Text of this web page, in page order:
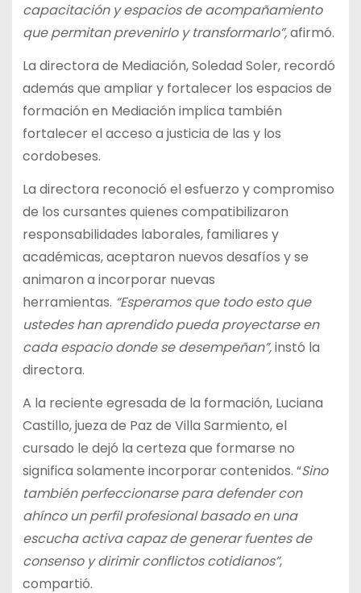
capacitación y espacios de acompañamiento
que permitan prevenirlo y transformarlo”,afirmó.
La directora de Mediación, Soledad Soler, recordó
además que ampliar y fortalecer los espacios de
formación en Mediación implica también
fortalecer el acceso a justicia de las y los
cordobeses.
La directora reconoció el esfuerzo y compromiso
de los cursantes quienes compatibilizaron
responsabilidades laborales, familiares y
académicas, aceptaron nuevos desafíos y se
animaron a incorporar nuevas
herramientas. “Esperamos que todo esto que
ustedes han aprendido pueda proyectarse en
cada espacio donde se desempeñan”,instó la
directora.
A la reciente egresada de la formación, Luciana
Castillo, jueza de Paz de Villa Sarmiento, el
cursado le dejó la certeza que formarse no
significa solamente incorporar contenidos. “Sino
también perfeccionarse para defender con
ahínco un perfil profesional basado en una
escucha activa capaz de generar fuentes de
consenso y dirimir conflictos cotidianos”,
compartió.